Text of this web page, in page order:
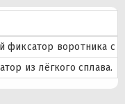
фиксатор воротника с
из лёгкого сплава.